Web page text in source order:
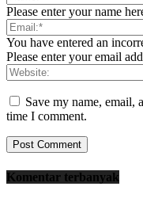
Please enter your name
You have entered an
Please enter your email
Save my name, email,
time I comment.
Komentar terbanyak